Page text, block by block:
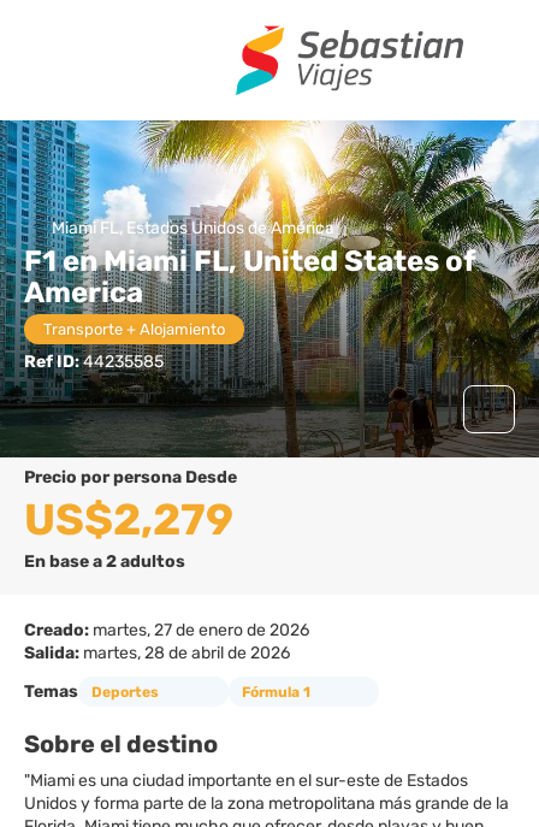
Miami FL, Estados Unidos de América
F1 en Miami FL, United States of
America
Transporte + Alojamiento
Ref ID:44235585
precio por persona Desde
US$2,279
En base a 2 adultos
Creado: martes, 27 de enero de 2026
Salida: martes, 28 de abril de 2026
Temas
Deportes Fórmula 1
Sobre el destino
"Miami es una ciudad importante en el sur-este de Estados
Unidos y forma parte de la zona metropolitana más grande de la